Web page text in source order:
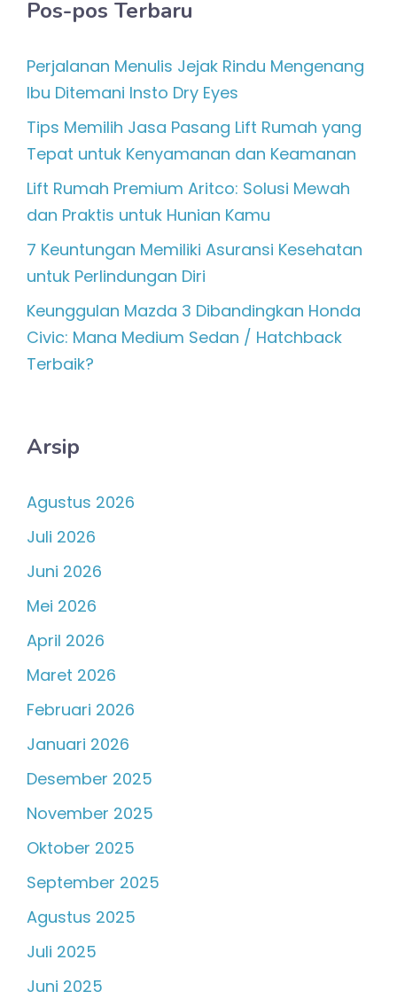
Pos-pos Terbaru
Perjalanan Menulis Jejak Rindu Mengenang
Ibu Ditemani Insto Dry Eyes
Tips Memilih Jasa Pasang Lift Rumah yang
Tepat untuk Kenyamanan dan Keamanan
Lift Rumah Premium Aritco: Solusi Mewah
dan Praktis untuk Hunian Kamu
7 Keuntungan Memiliki Asuransi Kesehatan
untuk Perlindungan Diri
Keunggulan Mazda 3 Dibandingkan Honda
Civic: Mana Medium Sedan / Hatchback
Terbaik?
Arsip
Agustus 2026
Juli 2026
Juni 2026
Mei 2026
April 2026
Maret 2026
Februari 2026
Januari 2026
Desember 2025
November 2025
Oktober 2025
September 2025
Agustus 2025
Juli 2025
Juni 2025